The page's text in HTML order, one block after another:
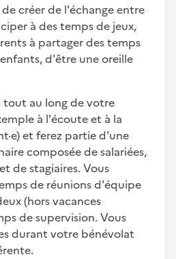
créer de l'échange entre
à des temps de jeux,
à partager des temps
d'être une oreille
tout au long de votre
à l'écoute et à la
et ferez partie d'une
composée de salariées,
de stagiaires. Vous
de réunions d'équipe
(hors vacances
de supervision. Vous
durant votre bénévolat